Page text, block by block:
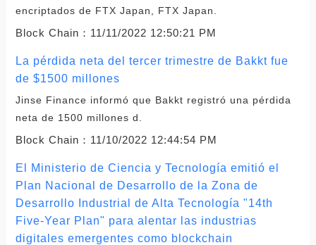
encriptados de FTX Japan, FTX Japan.
Block Chain： 11/11/2022 12:50:21 PM
La pérdida neta del tercer trimestre de Bakkt fue
de $1500 millones
Jinse Finance informó que Bakkt registró una pérdida
neta de 1500 millones d.
Block Chain： 11/10/2022 12:44:54 PM
El Ministerio de Ciencia y Tecnología emitió el
Plan Nacional de Desarrollo de la Zona de
Desarrollo Industrial de Alta Tecnología "14th
Five-Year Plan" para alentar las industrias
digitales emergentes como blockchain